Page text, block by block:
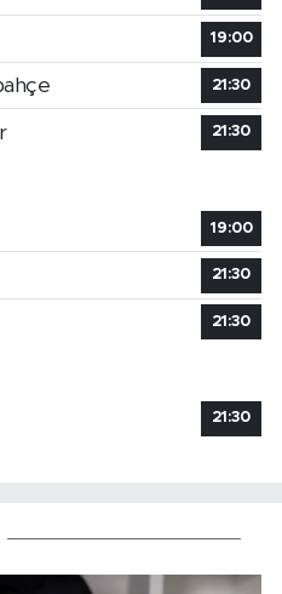
19:00
21:30
21:30
19:00
21:30
21:30
21:30